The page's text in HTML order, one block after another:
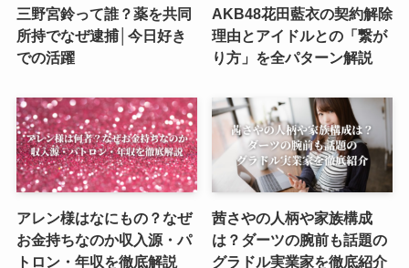
三野宮鈴って誰？薬を共同
所持でなぜ逮捕│今日好き
での活躍
AKB48花田藍衣の契約解除
理由とアイドルとの「繋が
り方」を全パターン解説
アレン様はなにもの？なぜ
お金持ちなのか収入源・パ
トロン・年収を徹底解説
茜さやの人柄や家族構成
は？ダーツの腕前も話題の
グラドル実業家を徹底紹介